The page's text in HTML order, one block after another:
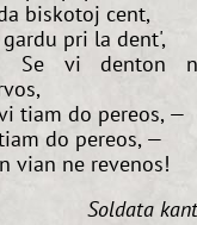
biskotoj cent,
pri la dent',
vi denton
tiam do pereos, —
do pereos, —
vian ne revenos!
Soldata